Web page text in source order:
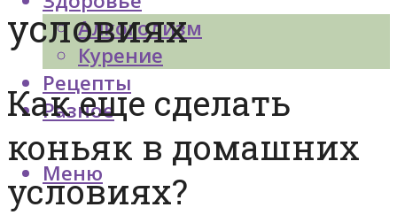
Алкоголизм
Курение
Рецепты
Разное
Меню
условиях
Как еще сделать
коньяк в домашних
условиях?